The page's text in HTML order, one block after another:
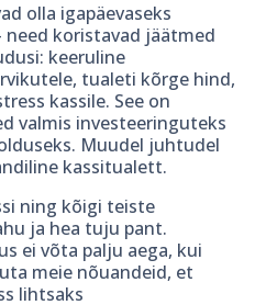
olla igapäevaseks
need koristavad jäätmed
keeruline
tualeti kõrge hind,
kassile. See on
valmis investeeringuteks
Muudel juhtudel
kassitualett.
ning kõigi teiste
ja hea tuju pant.
ei võta palju aega, kui
meie nõuandeid, et
lihtsaks